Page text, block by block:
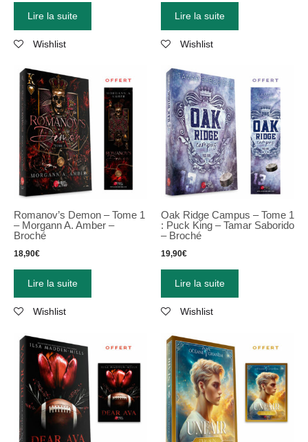
Lire la suite
Wishlist
Lire la suite
Wishlist
Romanov’s Demon – Tome 1
– Morgann A. Amber –
Broché
18,90€
Lire la suite
Wishlist
Oak Ridge Campus – Tome 1
: Puck King – Tamar Saborido
– Broché
19,90€
Lire la suite
Wishlist